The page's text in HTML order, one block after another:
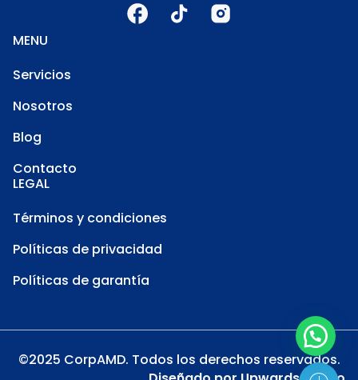
MENU
Servicios
Nosotros
Blog
Contacto
LEGAL
Términos y condiciones
Políticas de privacidad
Políticas de garantía
©2025 CorpAMD. Todos los derechos reservados.